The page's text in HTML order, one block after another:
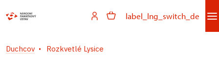
label_lng_switch_de
Duchcov Rozkvetlé Lysice